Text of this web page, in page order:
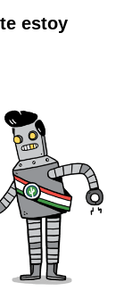
estoy